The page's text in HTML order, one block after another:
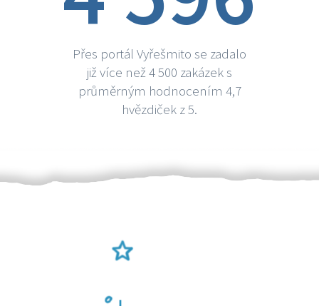
Přes portál Vyřešmito se zadalo
již více než 4 500 zakázek s
průměrným hodnocením 4,7
hvězdiček z 5.